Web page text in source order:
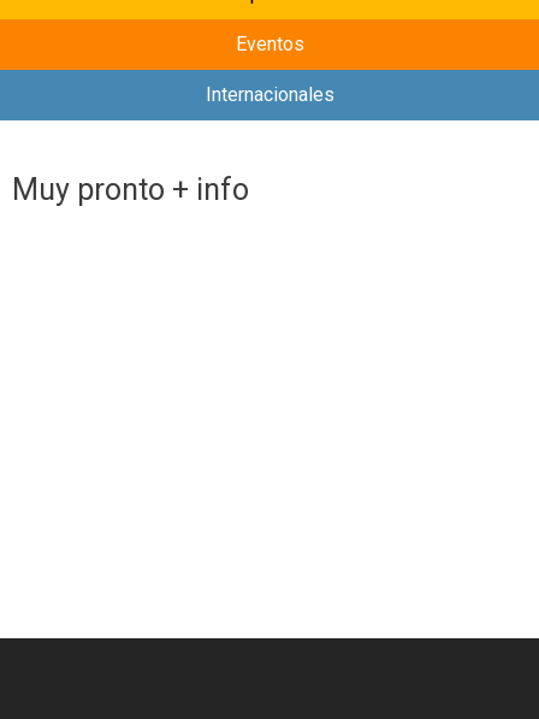
Eventos
Internacionales
Muy pronto + info